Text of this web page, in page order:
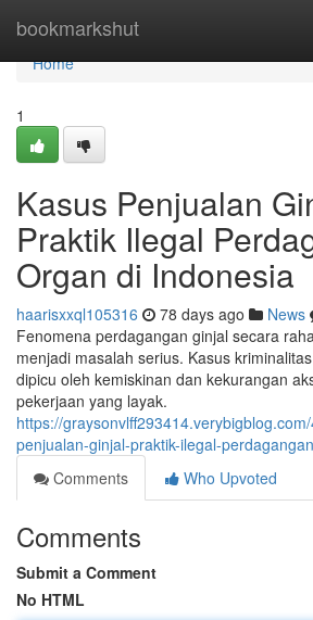
bookmarkshut
Home
Home
1
Kasus Penjualan
Praktik Ilegal
Organ di Indonesia
haarisxxql105316 78 days ago News
Fenomena perdagangan ginjal secara
menjadi masalah serius. Kasus
dipicu oleh kemiskinan dan kekurangan
pekerjaan yang layak.
https://
penjualan-ginjal-praktik-ilegal-
Comments
Who Upvoted
Comments
Submit a Comment
No HTML